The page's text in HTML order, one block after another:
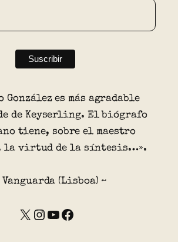
González es más agradable
de Keyserling. El biógrafo
tiene, sobre el maestro
la virtud de la síntesis…».
Vanguarda (Lisboa) ~
X Instagram YouTube Facebook